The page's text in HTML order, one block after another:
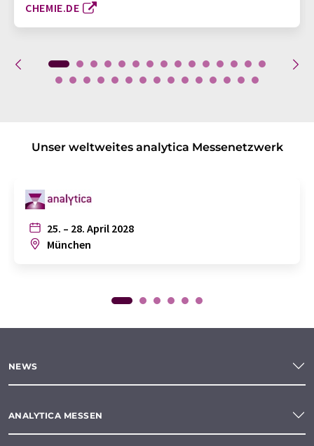
CHEMIE.DE
Unser weltweites analytica Messenetzwerk
25. – 28. April 2028
München
NEWS
ANALYTICA MESSEN